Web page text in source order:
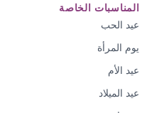
المناسبات الخاصة
عيد الحب
يوم المرأة
عيد الأم
عيد الميلاد